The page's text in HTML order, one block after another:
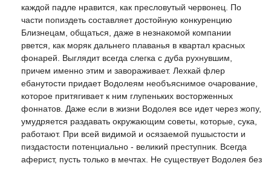
каждой падле нравится, как пресловутый червонец. По
части попиздеть составляет достойную конкуренцию
Близнецам, общаться, даже в незнакомой компании
рвется, как моряк дальнего плаванья в квартал красных
фонарей. Выглядит всегда слегка с дуба рухнувшим,
причем именно этим и завораживает. Лехкай флер
ебанутости придает Водолеям необъяснимое очарование,
которое притягивает к ним глупеньких восторженных
фоннатов. Даже если в жизни Водолея все идет через жопу,
умудряется раздавать окружающим советы, которые, сука,
работают. При всей видимой и осязаемой пушыстости и
пиздастости потенциально - великий преступник. Всегда
аферист, пусть только в мечтах. Не существует Водолея без